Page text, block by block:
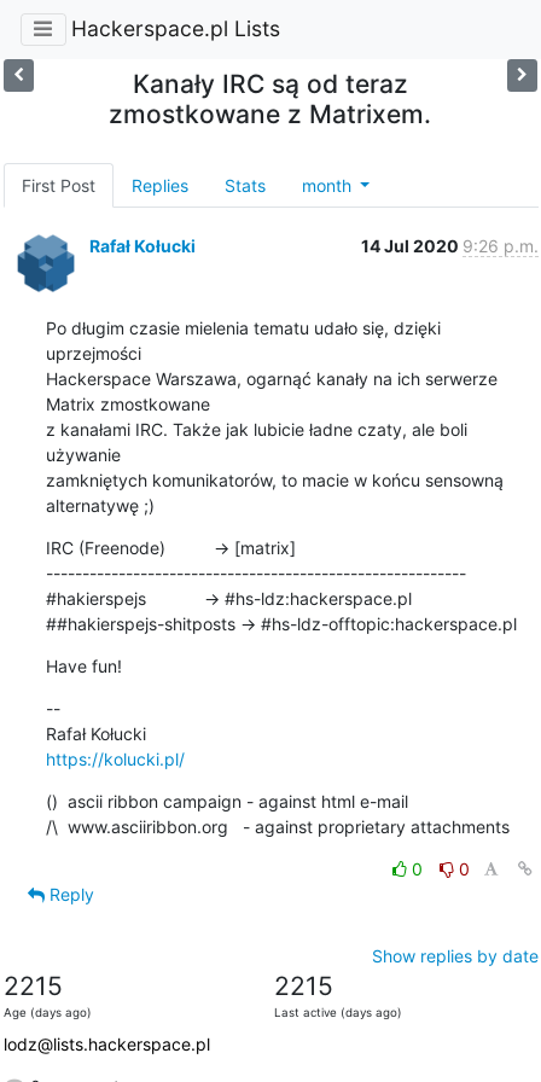
Hackerspace.pl Lists
Kanały IRC są od teraz
zmostkowane z Matrixem.
First Post Replies Stats month
Rafał Kołucki 14 Jul 2020 9:26 p.m.
Po długim czasie mielenia tematu udało się, dzięki
uprzejmości
Hackerspace Warszawa, ogarnąć kanały na ich serwerze
Matrix zmostkowane
z kanałami IRC. Także jak lubicie ładne czaty, ale boli
używanie
zamkniętych komunikatorów, to macie w końcu sensowną
alternatywę ;)
IRC (Freenode)          -> [matrix]
----------------------------------------------------------
#hakierspejs            -> #hs-ldz:hackerspace.pl
##hakierspejs-shitposts -> #hs-ldz-offtopic:hackerspace.pl
Have fun!
--
Rafał Kołucki
https://kolucki.pl/
()  ascii ribbon campaign - against html e-mail
/\  www.asciiribbon.org   - against proprietary attachments
0
0
Reply
Show replies by date
2215
Age (days ago)
2215
Last active (days ago)
lodz@lists.hackerspace.pl